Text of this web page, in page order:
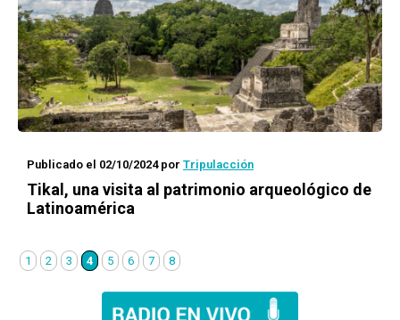
Publicado el 02/10/2024por Tripulacción
Tikal, una visita al patrimonio arqueológico de
Latinoamérica
1 2 3 4 5 6 7 8